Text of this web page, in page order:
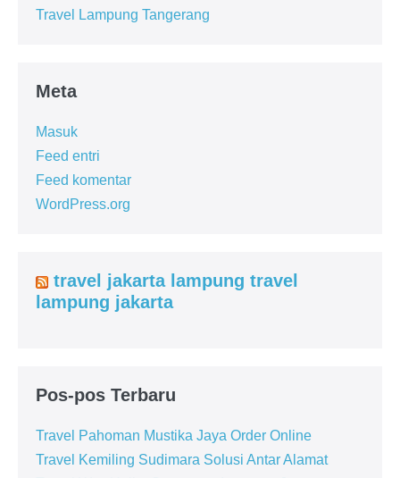
Travel Lampung Tangerang
Meta
Masuk
Feed entri
Feed komentar
WordPress.org
travel jakarta lampung travel
lampung jakarta
Pos-pos Terbaru
Travel Pahoman Mustika Jaya Order Online
Travel Kemiling Sudimara Solusi Antar Alamat